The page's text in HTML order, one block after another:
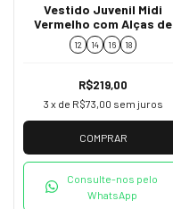
Vestido Juvenil Midi
Vermelho com Alças de
Babado 02841
12 14 16 18
R$219,00
3 x de R$73,00 sem juros
COMPRAR
Consulte-nos pelo
WhatsApp